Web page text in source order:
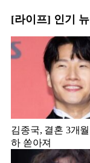
[라이프] 인기
김종국, 결혼 3개
하 쏟아져